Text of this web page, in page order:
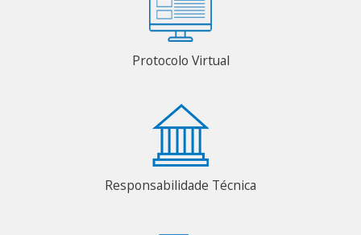
Protocolo Virtual
Responsabilidade Técnica